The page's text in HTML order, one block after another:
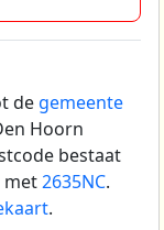
de gemeente
Hoorn
bestaat
met2635NC.
.